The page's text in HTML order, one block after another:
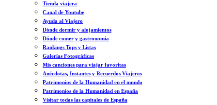
Tienda viajera
Canal de Youtube
Ayuda al Viajero
Dónde dormir y alojamientos
Dónde comer y gastronomía
Rankings Tops y Listas
Galerías Fotográficas
Mis canciones para viajar favoritas
Anécdotas, Instantes y Recuerdos Viajeros
Patrimonios de la Humanidad en el mundo
Patrimonios de la Humanidad en España
Visitar todas las capitales de España